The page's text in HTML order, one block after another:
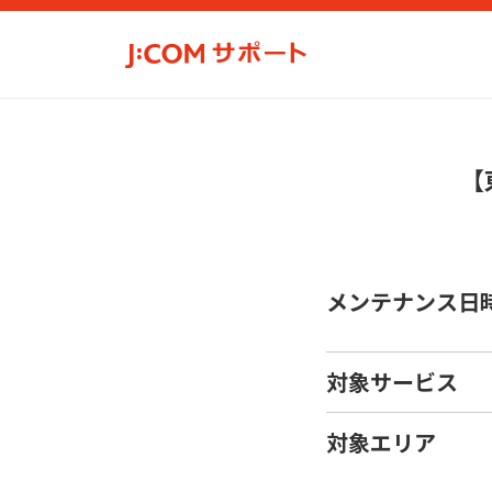
メンテナンス日
対象サービス
対象エリア